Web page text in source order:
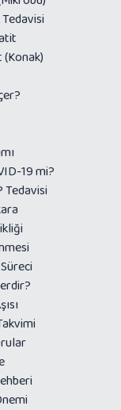
19 mi?
Tedavisi